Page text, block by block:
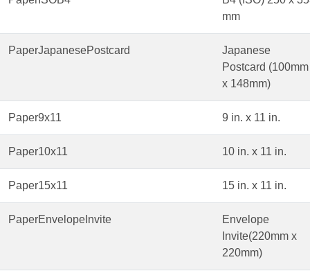
mm
PaperJapanesePostcard
Japanese
Postcard (100mm
x 148mm)
Paper9x11 9 in. x 11 in.
Paper10x11 10 in. x 11 in.
Paper15x11 15 in. x 11 in.
PaperEnvelopeInvite
Envelope
Invite(220mm x
220mm)